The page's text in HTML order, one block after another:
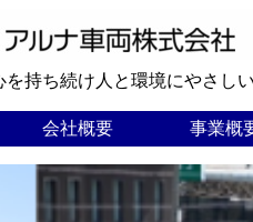
持ち続け人と環境にやさし
会社概要 事業概